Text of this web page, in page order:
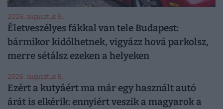
2026. augusztus 9.
Életveszélyes fákkal van tele Budapest:
bármikor kidőlhetnek, vigyázz hová parkolsz,
merre sétálsz ezeken a helyeken
2026. augusztus 8.
Ezért a kutyáért ma már egy használt autó
árát is elkérik: ennyiért veszik a magyarok a